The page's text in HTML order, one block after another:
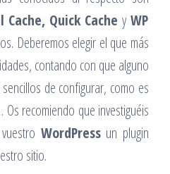
Cache, Quick Cache yWP
Deberemos elegir el que más
contando con que alguno
de configurar, como es
recomiendo que investiguéis
WordPressun plugin
sitio.